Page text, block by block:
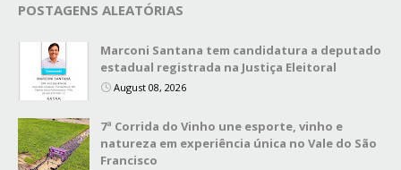
POSTAGENS ALEATÓRIAS
Marconi Santana tem candidatura a deputado
estadual registrada na Justiça Eleitoral
August 08, 2026
7ª Corrida do Vinho une esporte, vinho e
natureza em experiência única no Vale do São
Francisco